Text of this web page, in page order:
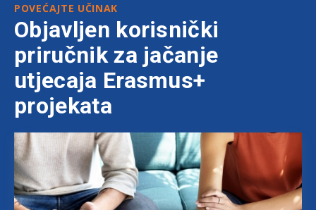
POVEĆAJTE UČINAK
Objavljen korisnički
priručnik za jačanje
utjecaja Erasmus+
projekata